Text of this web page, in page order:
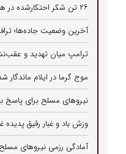
۲۶ تن شکر احتکارشده در همدان کشف شد
آخرین وضعیت جاده‌ها؛
ترامپ میان تهدید و
موج گرما در ایلام ماندگار
نیروهای مسلح برای پاسخ
وزش باد و غبار رقیق
آمادگی رزمی نیروهای